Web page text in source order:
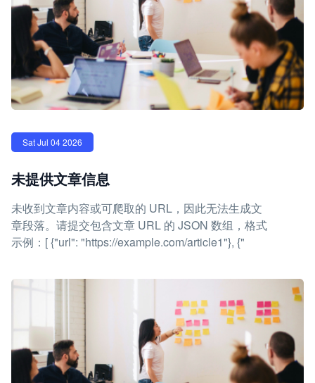
Sat Jul 04 2026
未提供文章信息
未收到文章内容或可爬取的 URL，因此无法生成文
章段落。请提交包含文章 URL 的 JSON 数组，格式
示例：[ {"url": "https://example.com/article1"}, {"